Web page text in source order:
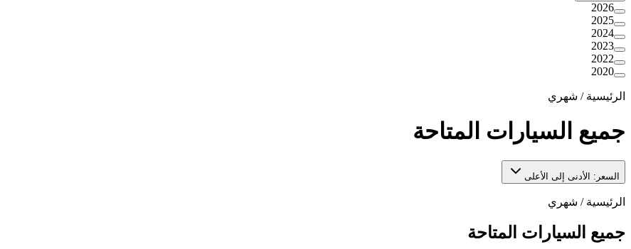
2026
2025
2024
2023
2022
2020
الرئيسية / شهري
جميع السيارات المتاحة
السعر: الأدنى إلى الأعلى
الرئيسية / شهري
جميع السيارات المتاحة